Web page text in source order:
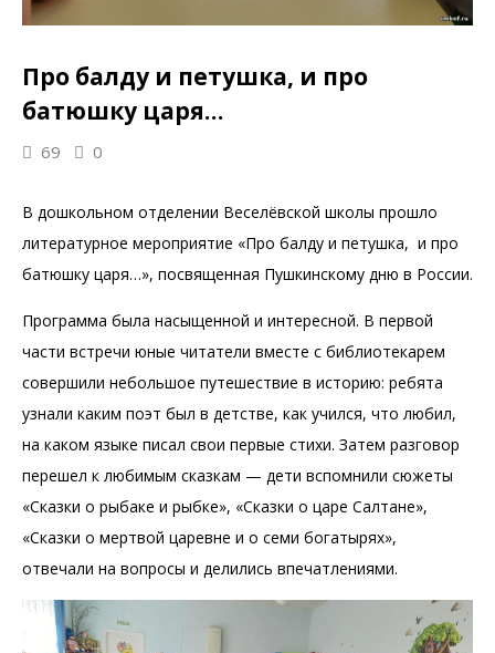
Про балду и петушка, и про
батюшку царя…
69 0
В дошкольном отделении Веселёвской школы прошло
литературное мероприятие «Про балду и петушка, и про
батюшку царя…», посвященная Пушкинскому дню в России.
Программа была насыщенной и интересной. В первой
части встречи юные читатели вместе с библиотекарем
совершили небольшое путешествие в историю: ребята
узнали каким поэт был в детстве, как учился, что любил,
на каком языке писал свои первые стихи. Затем разговор
перешел к любимым сказкам — дети вспомнили сюжеты
«Сказки о рыбаке и рыбке», «Сказки о царе Салтане»,
«Сказки о мертвой царевне и о семи богатырях»,
отвечали на вопросы и делились впечатлениями.